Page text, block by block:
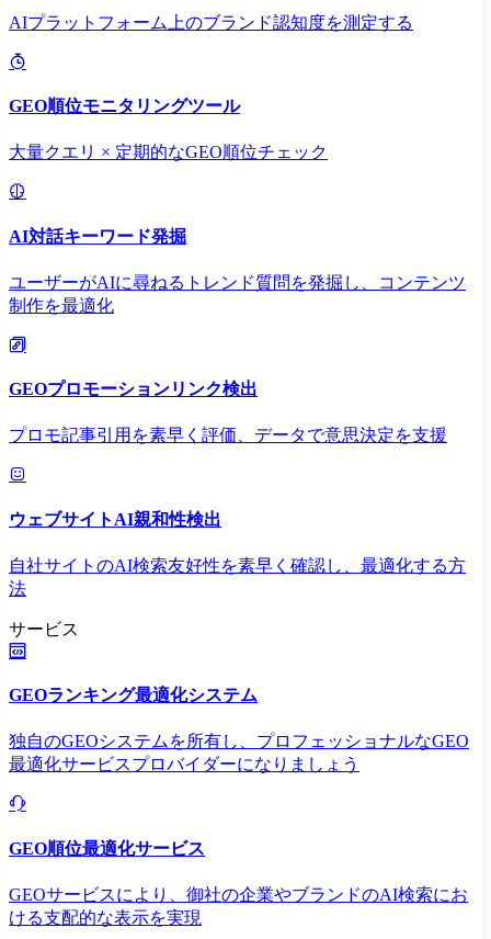
AIプラットフォーム上のブランド認知度を測定する
GEO順位モニタリングツール
大量クエリ × 定期的なGEO順位チェック
AI対話キーワード発掘
ユーザーがAIに尋ねるトレンド質問を発掘し、コンテンツ
制作を最適化
GEOプロモーションリンク検出
プロモ記事引用を素早く評価、データで意思決定を支援
ウェブサイトAI親和性検出
自社サイトのAI検索友好性を素早く確認し、最適化する方
法
サービス
GEOランキング最適化システム
独自のGEOシステムを所有し、プロフェッショナルなGEO
最適化サービスプロバイダーになりましょう
GEO順位最適化サービス
GEOサービスにより、御社の企業やブランドのAI検索にお
ける支配的な表示を実現​